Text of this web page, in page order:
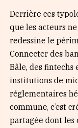
Derrière ces
que les acteurs
redessine le
Connecter des
Bâle, des fintechs
institutions de
réglementaires
commune, c’est
partagée dont